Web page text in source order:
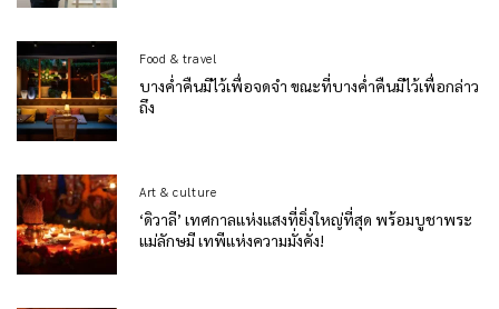
Food & travel
บางค่ำคืนมีไว้เพื่อจดจำ ขณะที่บางค่ำคืนมีไว้เพื่อกล่าว
ถึง
Art & culture
‘ดิวาลี’ เทศกาลแห่งแสงที่ยิ่งใหญ่ที่สุด พร้อมบูชาพระ
แม่ลักษมี เทพีแห่งความมั่งคั่ง!